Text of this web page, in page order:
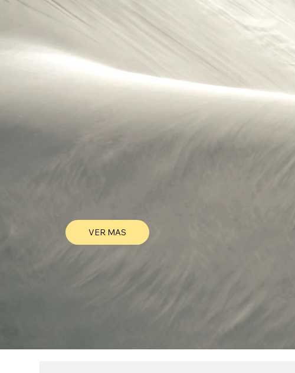
VER MAS